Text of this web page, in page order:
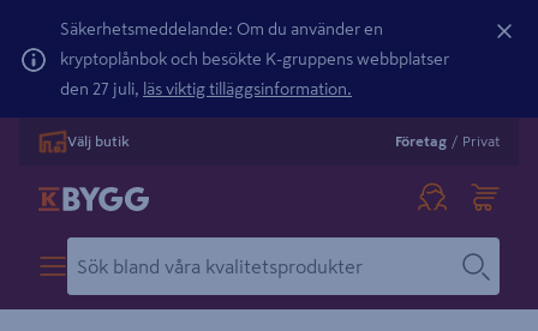
Säkerhetsmeddelande: Om du använder en
kryptoplånbok och besökte K-gruppens webbplatser
den 27 juli, läs viktig tilläggsinformation.
Välj butik Företag / Privat